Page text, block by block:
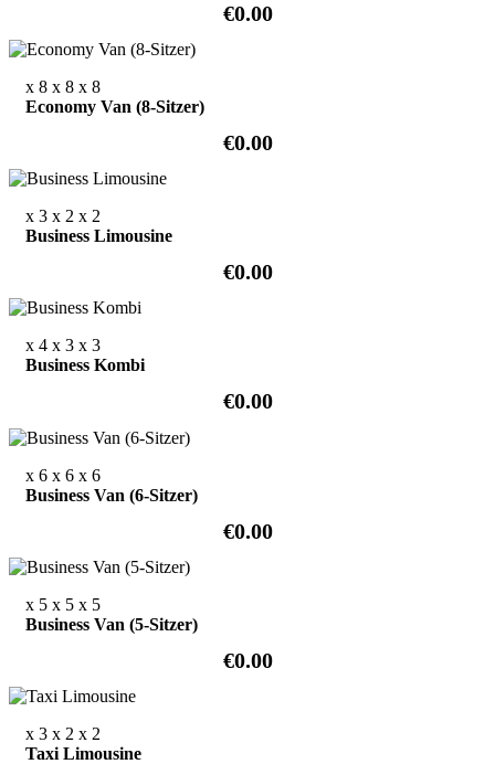
€0.00
x 8 x 8 x 8
Economy Van (8-Sitzer)
€0.00
x 3 x 2 x 2
Business Limousine
€0.00
x 4 x 3 x 3
Business Kombi
€0.00
x 6 x 6 x 6
Business Van (6-Sitzer)
€0.00
x 5 x 5 x 5
Business Van (5-Sitzer)
€0.00
x 3 x 2 x 2
Taxi Limousine